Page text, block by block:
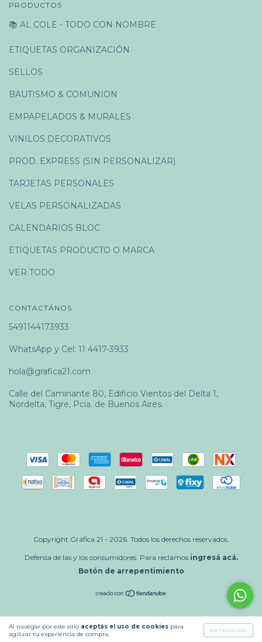
Al navegar por este sitio aceptás el uso de cookies para
agilizar tu experiencia de compra.
ENTENDIDO
PRODUCTOS
📚 AL COLE - TODO CON NOMBRE
ETIQUETAS ORGANIZACIÓN
SELLOS
BAUTISMO & COMUNION
EMPAPELADOS & MURALES
VINILOS DECORATIVOS
PROD. EXPRESS (SIN PERSONALIZAR)
TARJETAS PERSONALES
VELAS PERSONALIZADAS
CALENDARIOS BLOC
ETIQUETAS PRODUCTO O MARCA
VER TODO
CONTACTÁNOS
5491144173933
WhatsApp y Cel: 11 4417-3933
hola@grafica21.com
Calle del Caminante 80, Edificio Vientos del Delta 1,
Nordelta, Tigre, Pcia. de Buenos Aires.
Copyright Gráfica 21 - 2026. Todos los derechos reservados.
Defensa de las y los consumidores. Para reclamos ingresá acá.
Botón de arrepentimiento